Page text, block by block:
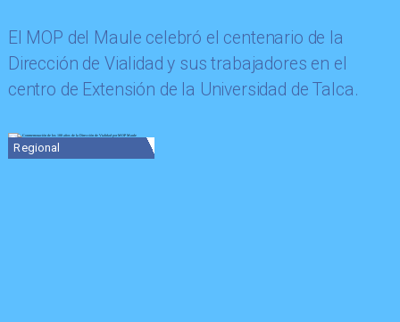
El MOP del Maule celebró el centenario de la
Dirección de Vialidad y sus trabajadores en el
centro de Extensión de la Universidad de Talca.
Regional